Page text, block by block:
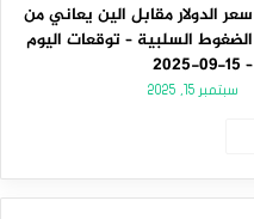
سعر الدولار مقابل الين يعاني من
الضغوط السلبية – توقعات اليوم
– 15-09-2025
سبتمبر 15, 2025